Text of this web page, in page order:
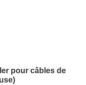
pour câbles de